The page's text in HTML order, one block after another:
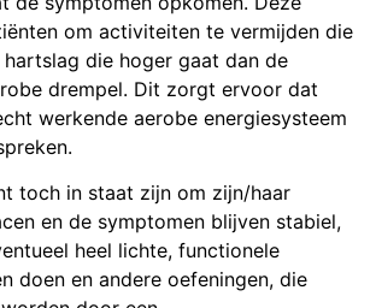
om activiteiten te vermijden die
die hoger gaat dan de
drempel. Dit zorgt ervoor dat
werkende aerobe energiesysteem
toch in staat zijn om zijn/haar
en de symptomen blijven stabiel,
heel lichte, functionele
doen en andere oefeningen, die